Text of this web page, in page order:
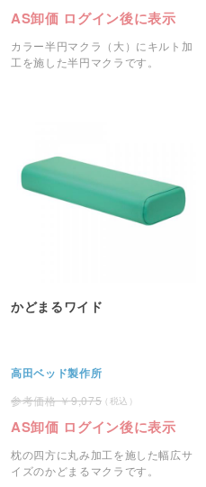
AS卸価 ログイン後に表示
カラー半円マクラ（大）にキルト加
工を施した半円マクラです。
かどまるワイド
高田ベッド製作所
9,075
AS卸価 ログイン後に表示
枕の四方に丸み加工を施した幅広サ
イズのかどまるマクラです。